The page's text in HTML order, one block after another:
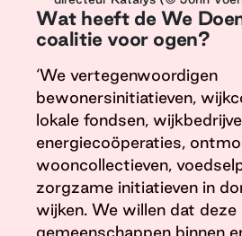
Wat heeft de We
coalitie voor ogen?
‘We vertegenwoordigen
bewonersinitiatieven,
lokale fondsen,
energiecoöperaties,
wooncollectieven,
zorgzame initiatieven in
wijken. We willen dat deze
gemeenschappen binnen